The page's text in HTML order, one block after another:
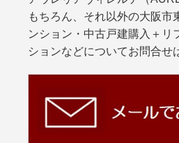
もちろん、それ以外の大阪市
ンション・中古戸建購入＋リ
ションなどについてお問合せ